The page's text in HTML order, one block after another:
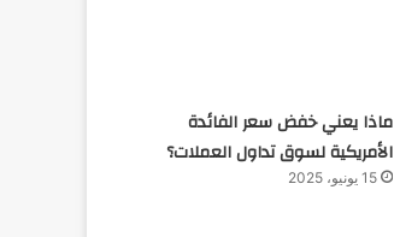
ماذا يعني خفض سعر الفائدة
الأمريكية لسوق تداول العملات؟
15 يونيو، 2025